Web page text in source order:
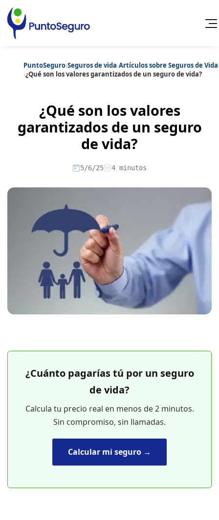
Cancelar
Artículos sobre Vida SanaArtículos sobre Seguros de Vida
Artículos sobre Otros Seguros
Artículos sobre Seguros de Auto
Artículos sobre Seguros de Hogar
Artículos sobre Seguros de SaludContenido extra
Artículos sobre Educación Financiera
Artículos sobre Seguros de Decesos
PuntoSeguro›Seguros de vida›Artículos sobre Seguros de Vida
›¿Qué son los valores garantizados de un seguro de vida?
¿Qué son los valores
garantizados de un seguro
de vida?
5/6/25 4 minutos
¿Cuánto pagarías tú por un seguro
de vida?
Calcula tu precio real en menos de 2 minutos.
Sin compromiso, sin llamadas.
Calcular mi seguro →